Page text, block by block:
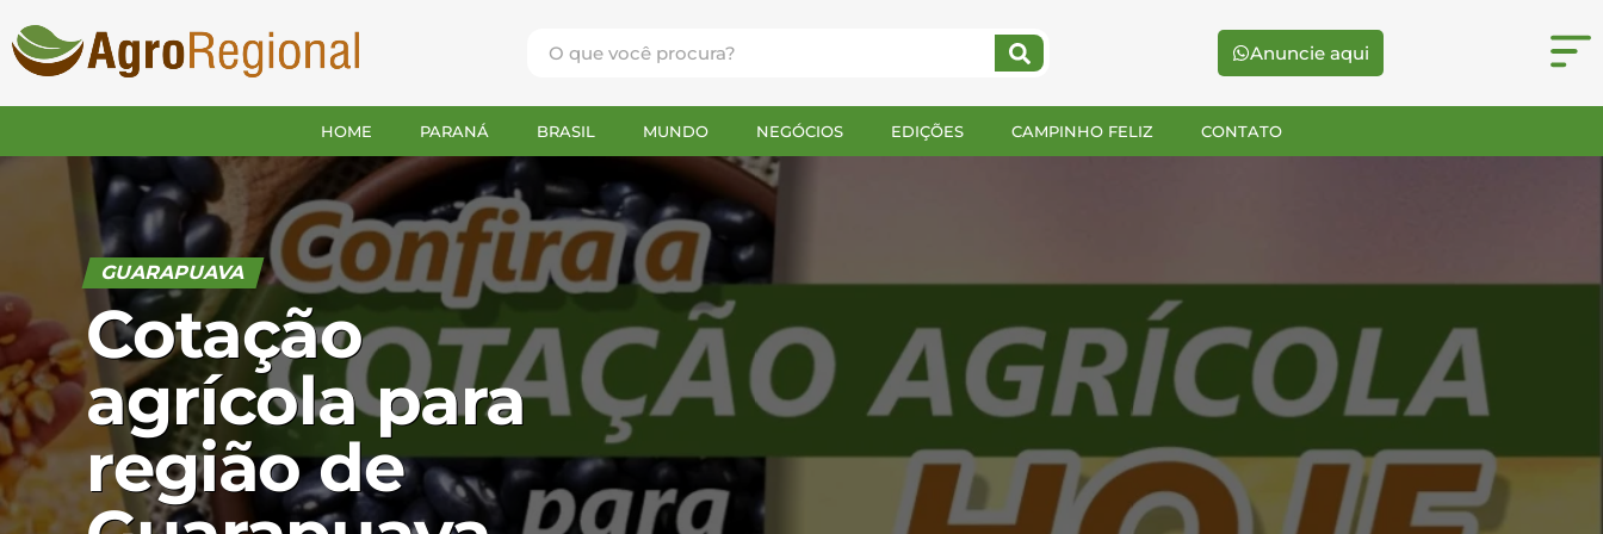
Anuncie aqui
HOME PARANÁ BRASIL MUNDO NEGÓCIOS EDIÇÕES CAMPINHO FELIZ CONTATO
GUARAPUAVA
Cotação
agrícola para
região de